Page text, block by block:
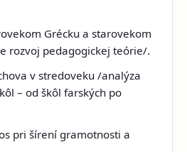
Grécku a starovekom
rozvoj pedagogickej teórie/.
v stredoveku /analýza
– od škôl farských po
pri šírení gramotnosti a